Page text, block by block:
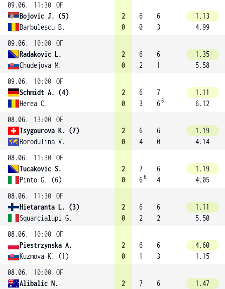
09.06. 11:30 OF
Bojovic J. (5)
Barbulescu B.
2
0
6
0
6
3
1.13
4.99
09.06.
10:00 OF
Radakovic L.
Chudejova M.
2
0
6
2
6
1
1.35
5.58
09.06.
10:00 OF
Schmidt A. (4)
Herea C.
2
0
6
3
7
66
1.11
6.12
08.06.
13:00 OF
Tsygourova K. (7)
Borodulina V.
2
0
6
4
6
0
1.19
4.14
08.06.
11:30 OF
Tucakovic S.
Pinto G. (6)
2
0
7
66
6
4
1.19
4.05
08.06.
11:30 OF
Hietaranta L. (3)
Squarcialupi G.
2
0
6
2
6
2
1.11
5.50
08.06.
10:00 OF
Piestrzynska A.
Kuzmova K. (1)
2
0
6
1
6
3
4.60
1.15
08.06.
10:00 OF
Alibalic N.
2
7
6
1.47